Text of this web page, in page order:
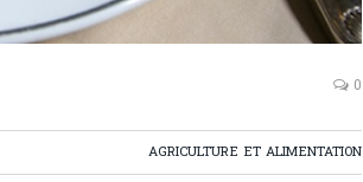
0
AGRICULTURE ET ALIMENTATION